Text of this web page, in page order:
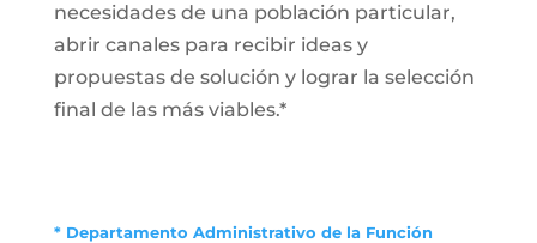
necesidades de una población particular,
abrir canales para recibir ideas y
propuestas de solución y lograr la selección
final de las más viables.*
* Departamento Administrativo de la Función